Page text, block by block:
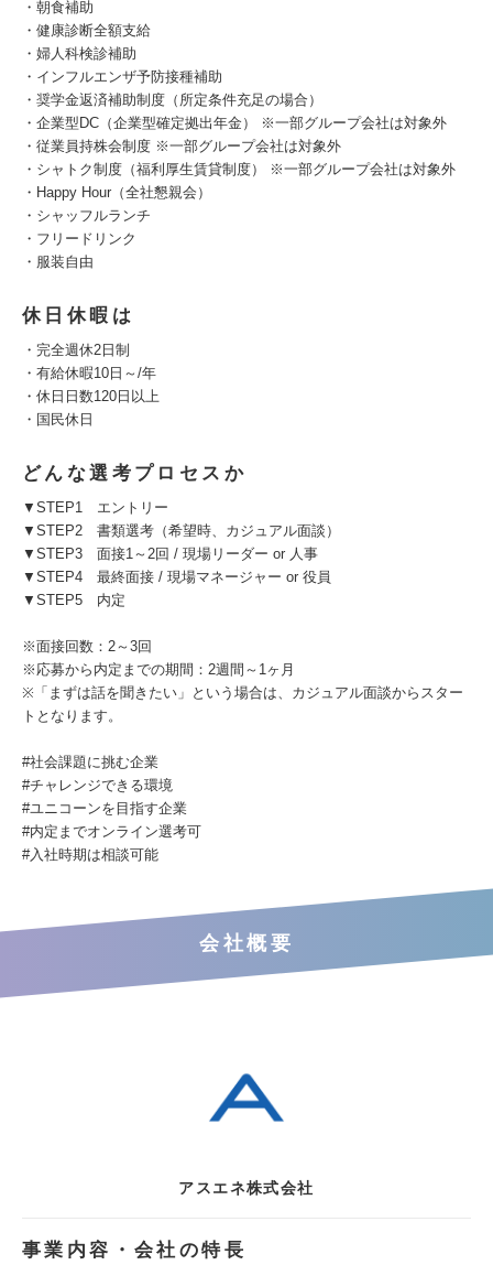
・朝食補助
・健康診断全額支給
・婦人科検診補助
・インフルエンザ予防接種補助
・奨学金返済補助制度（所定条件充足の場合）
・企業型DC（企業型確定拠出年金） ※一部グループ会社は対象外
・従業員持株会制度 ※一部グループ会社は対象外
・シャトク制度（福利厚生賃貸制度） ※一部グループ会社は対象外
・Happy Hour（全社懇親会）
・シャッフルランチ
・フリードリンク
・服装自由
休日休暇は
・完全週休2日制
・有給休暇10日～/年
・休日日数120日以上
・国民休日
どんな選考プロセスか
▼STEP1 エントリー
▼STEP2 書類選考（希望時、カジュアル面談）
▼STEP3 面接1～2回 / 現場リーダー or 人事
▼STEP4 最終面接 / 現場マネージャー or 役員
▼STEP5 内定
※面接回数：2～3回
※応募から内定までの期間：2週間～1ヶ月
※「まずは話を聞きたい」という場合は、カジュアル面談からスター
トとなります。
#社会課題に挑む企業
#チャレンジできる環境
#ユニコーンを目指す企業
#内定までオンライン選考可
#入社時期は相談可能
会社概要
アスエネ株式会社
事業内容・会社の特長